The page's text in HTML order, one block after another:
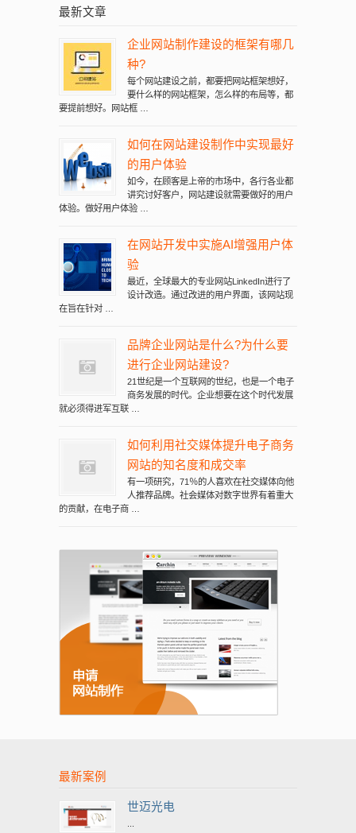
最新文章
企业网站制作建设的框架有哪几
种?
每个网站建设之前，都要把网站框架想好，
要什么样的网站框架，怎么样的布局等，都
要提前想好。网站框 …
如何在网站建设制作中实现最好
的用户体验
如今，在顾客是上帝的市场中，各行各业都
讲究讨好客户，网站建设就需要做好的用户
体验。做好用户体验 …
在网站开发中实施AI增强用户体
验
最近，全球最大的专业网站LinkedIn进行了
设计改造。通过改进的用户界面，该网站现
在旨在针对 …
品牌企业网站是什么?为什么要
进行企业网站建设?
21世纪是一个互联网的世纪，也是一个电子
商务发展的时代。企业想要在这个时代发展
就必须得进军互联 …
如何利用社交媒体提升电子商务
网站的知名度和成交率
有一项研究，71％的人喜欢在社交媒体向他
人推荐品牌。社会媒体对数字世界有着重大
的贡献，在电子商 …
最新案例
世迈光电